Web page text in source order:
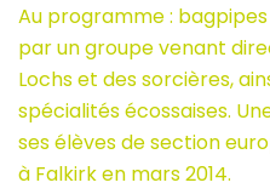
Au programme :
par un groupe venant
Lochs et des sorcières,
spécialités écossaises.
ses élèves de section
à Falkirk en mars 2014.